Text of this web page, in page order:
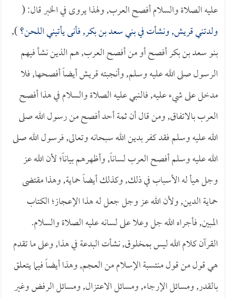
عليه الصلاة والسلام أفصح العرب, ولهذا يروى في الخبر قال: (
ولدتني قريش, ونشأت في بني سعد بن بكر, فأنى يأتيني اللحن؟),
بنو سعد بن بكر أفصح أو من أفصح العرب, هم الذين نشأ فيهم
الرسول صلى الله عليه وسلم, وأنجبته قريش أيضاً أفصحها, فلا
مدخل على شيء عليه, فالنبي عليه الصلاة والسلام في هذا أفصح
العرب بالاتفاق, ومن قال أن ثمة أحد أفصح من رسول الله صلى
الله عليه وسلم فقد كفر بدين الله سبحانه وتعالى, فرسول الله صلى
الله عليه وسلم أفصح العرب لساناً, وأظهرهم بياناً؛ لأن الله عز
وجل هيأ له الأسباب في ذلك, وكذلك أيضاً حماية, وهذا مقتضى
حماية الدين, ولأن الله عز وجل جعل له هذا الإعجاز؛ الكتاب
المبين, فأجراه الله جل وعلا على لسانه عليه الصلاة والسلام.
القرآن كلام الله ليس بمخلوق, نشأت البدعة في هذا, وعلى ما تقدم
هي قول من قول منتسبة الإسلام من العجم, وهذا أيضاً فيما يتعلق
بالقدر, ومسائل الإرجاء, ومسائل الاعتزال, ومسائل الرفض وغير